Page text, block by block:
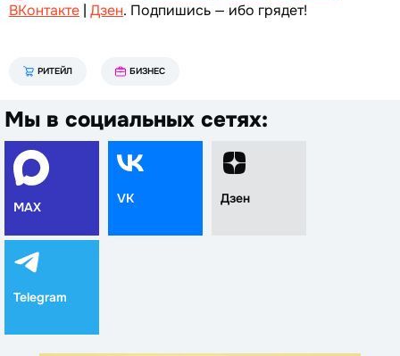
ВКонтакте | Дзен. Подпишись — ибо грядет!
РИТЕЙЛ БИЗНЕС
Мы в социальных сетях:
MAX
VK Дзен
Telegram